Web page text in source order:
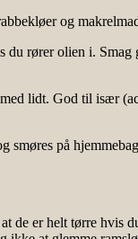
og
rører olien i.
lidt. God til især
på
de er helt tørre hvis